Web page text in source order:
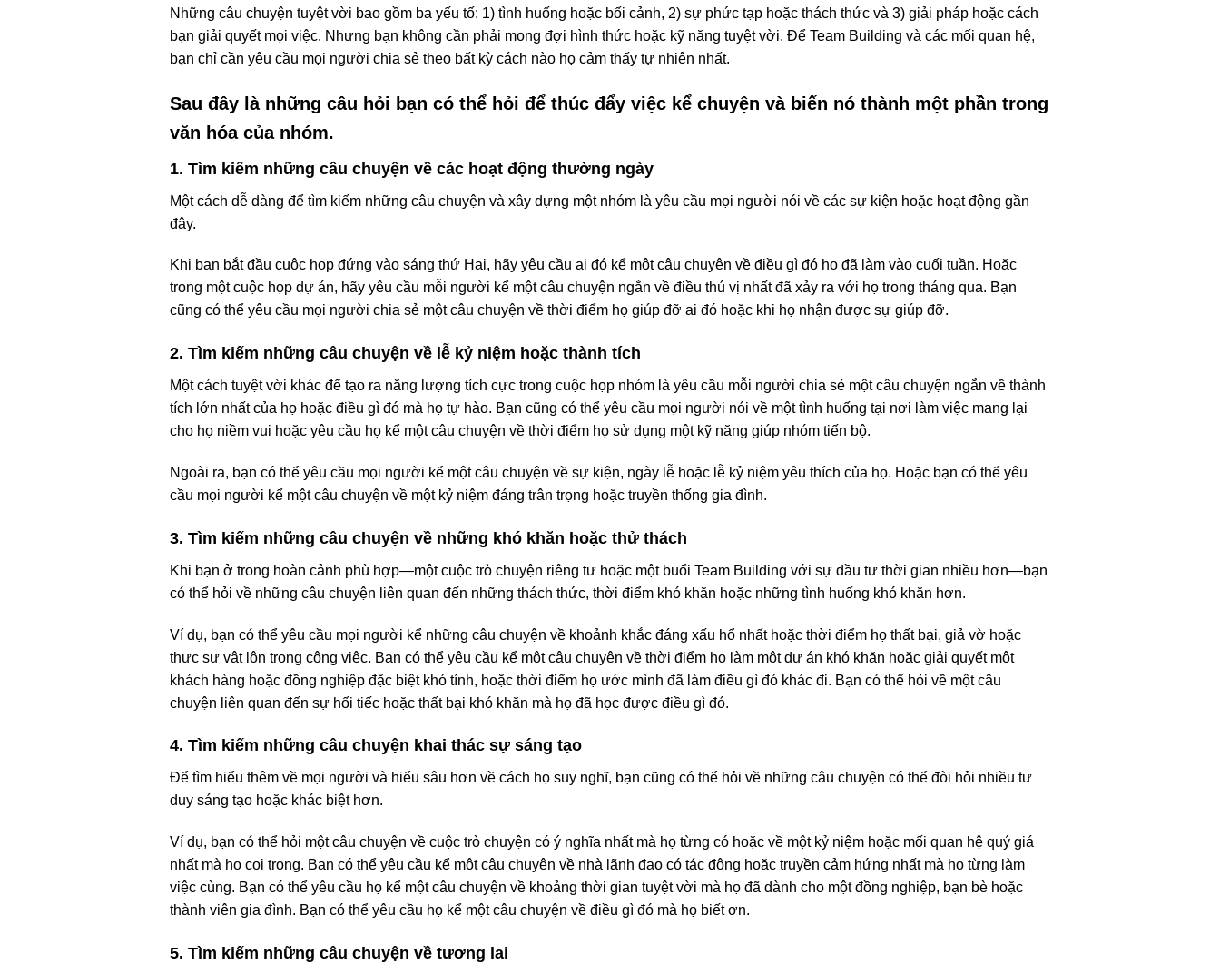
Những câu chuyện tuyệt vời bao gồm ba yếu tố: 1) tình huống hoặc bối cảnh, 2) sự phức tạp hoặc thách thức và 3) giải pháp hoặc cách
bạn giải quyết mọi việc. Nhưng bạn không cần phải mong đợi hình thức hoặc kỹ năng tuyệt vời. Để Team Building và các mối quan hệ,
bạn chỉ cần yêu cầu mọi người chia sẻ theo bất kỳ cách nào họ cảm thấy tự nhiên nhất.
Sau đây là những câu hỏi bạn có thể hỏi để thúc đẩy việc kể chuyện và biến nó thành một phần trong
văn hóa của nhóm.
1. Tìm kiếm những câu chuyện về các hoạt động thường ngày
Một cách dễ dàng để tìm kiếm những câu chuyện và xây dựng một nhóm là yêu cầu mọi người nói về các sự kiện hoặc hoạt động gần
đây.
Khi bạn bắt đầu cuộc họp đứng vào sáng thứ Hai, hãy yêu cầu ai đó kể một câu chuyện về điều gì đó họ đã làm vào cuối tuần. Hoặc
trong một cuộc họp dự án, hãy yêu cầu mỗi người kể một câu chuyện ngắn về điều thú vị nhất đã xảy ra với họ trong tháng qua. Bạn
cũng có thể yêu cầu mọi người chia sẻ một câu chuyện về thời điểm họ giúp đỡ ai đó hoặc khi họ nhận được sự giúp đỡ.
2. Tìm kiếm những câu chuyện về lễ kỷ niệm hoặc thành tích
Một cách tuyệt vời khác để tạo ra năng lượng tích cực trong cuộc họp nhóm là yêu cầu mỗi người chia sẻ một câu chuyện ngắn về thành
tích lớn nhất của họ hoặc điều gì đó mà họ tự hào. Bạn cũng có thể yêu cầu mọi người nói về một tình huống tại nơi làm việc mang lại
cho họ niềm vui hoặc yêu cầu họ kể một câu chuyện về thời điểm họ sử dụng một kỹ năng giúp nhóm tiến bộ.
Ngoài ra, bạn có thể yêu cầu mọi người kể một câu chuyện về sự kiện, ngày lễ hoặc lễ kỷ niệm yêu thích của họ. Hoặc bạn có thể yêu
cầu mọi người kể một câu chuyện về một kỷ niệm đáng trân trọng hoặc truyền thống gia đình.
3. Tìm kiếm những câu chuyện về những khó khăn hoặc thử thách
Khi bạn ở trong hoàn cảnh phù hợp—một cuộc trò chuyện riêng tư hoặc một buổi Team Building với sự đầu tư thời gian nhiều hơn—bạn
có thể hỏi về những câu chuyện liên quan đến những thách thức, thời điểm khó khăn hoặc những tình huống khó khăn hơn.
Ví dụ, bạn có thể yêu cầu mọi người kể những câu chuyện về khoảnh khắc đáng xấu hổ nhất hoặc thời điểm họ thất bại, giả vờ hoặc
thực sự vật lộn trong công việc. Bạn có thể yêu cầu kể một câu chuyện về thời điểm họ làm một dự án khó khăn hoặc giải quyết một
khách hàng hoặc đồng nghiệp đặc biệt khó tính, hoặc thời điểm họ ước mình đã làm điều gì đó khác đi. Bạn có thể hỏi về một câu
chuyện liên quan đến sự hối tiếc hoặc thất bại khó khăn mà họ đã học được điều gì đó.
4. Tìm kiếm những câu chuyện khai thác sự sáng tạo
Để tìm hiểu thêm về mọi người và hiểu sâu hơn về cách họ suy nghĩ, bạn cũng có thể hỏi về những câu chuyện có thể đòi hỏi nhiều tư
duy sáng tạo hoặc khác biệt hơn.
Ví dụ, bạn có thể hỏi một câu chuyện về cuộc trò chuyện có ý nghĩa nhất mà họ từng có hoặc về một kỷ niệm hoặc mối quan hệ quý giá
nhất mà họ coi trọng. Bạn có thể yêu cầu kể một câu chuyện về nhà lãnh đạo có tác động hoặc truyền cảm hứng nhất mà họ từng làm
việc cùng. Bạn có thể yêu cầu họ kể một câu chuyện về khoảng thời gian tuyệt vời mà họ đã dành cho một đồng nghiệp, bạn bè hoặc
thành viên gia đình. Bạn có thể yêu cầu họ kể một câu chuyện về điều gì đó mà họ biết ơn.
5. Tìm kiếm những câu chuyện về tương lai